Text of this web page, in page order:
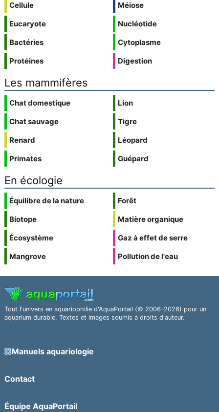
Cellule
Eucaryote
Bactéries
Protéines
Méiose
Nucléotide
Cytoplasme
Digestion
Les mammifères
Chat domestique
Chat sauvage
Renard
Primates
Lion
Tigre
Léopard
Guépard
En écologie
Équilibre de la nature
Biotope
Écosystème
Mangrove
Forêt
Matière organique
Gaz à effet de serre
Pollution de l'eau
Tout l'univers en aquariophilie d'AquaPortail (© 2006–2026) pour un
aquarium durable. Textes et images soumis à droits d'auteur.
Manuels aquariologie
Contact
Équipe AquaPortail